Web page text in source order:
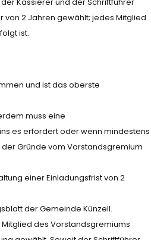
2 Jahren gewählt; jedes Mitglied
ist.
und ist das oberste
muss eine
es erfordert oder wenn mindestens
Gründe vom Vorstandsgremium
einer Einladungsfrist von 2
der Gemeinde Künzell.
des Vorstandsgremiums